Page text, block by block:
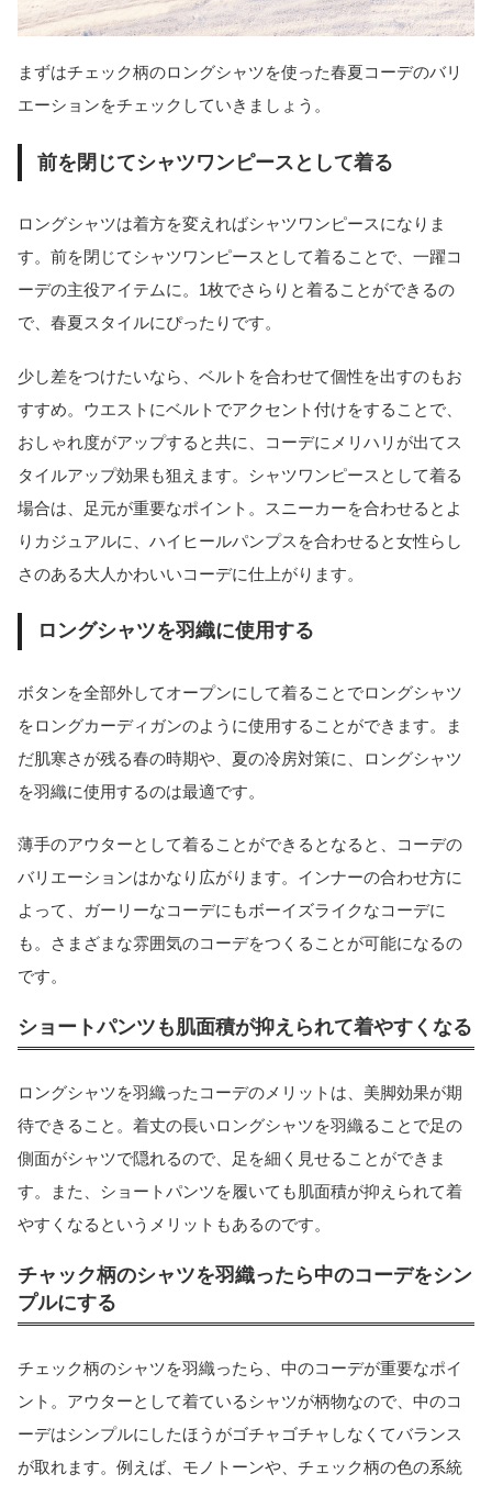
まずはチェック柄のロングシャツを使った春夏コーデのバリ
エーションをチェックしていきましょう。
前を閉じてシャツワンピースとして着る
ロングシャツは着方を変えればシャツワンピースになりま
す。前を閉じてシャツワンピースとして着ることで、一躍コ
ーデの主役アイテムに。1枚でさらりと着ることができるの
で、春夏スタイルにぴったりです。
少し差をつけたいなら、ベルトを合わせて個性を出すのもお
すすめ。ウエストにベルトでアクセント付けをすることで、
おしゃれ度がアップすると共に、コーデにメリハリが出てス
タイルアップ効果も狙えます。シャツワンピースとして着る
場合は、足元が重要なポイント。スニーカーを合わせるとよ
りカジュアルに、ハイヒールパンプスを合わせると女性らし
さのある大人かわいいコーデに仕上がります。
ロングシャツを羽織に使用する
ボタンを全部外してオープンにして着ることでロングシャツ
をロングカーディガンのように使用することができます。ま
だ肌寒さが残る春の時期や、夏の冷房対策に、ロングシャツ
を羽織に使用するのは最適です。
薄手のアウターとして着ることができるとなると、コーデの
バリエーションはかなり広がります。インナーの合わせ方に
よって、ガーリーなコーデにもボーイズライクなコーデに
も。さまざまな雰囲気のコーデをつくることが可能になるの
です。
ショートパンツも肌面積が抑えられて着やすくなる
ロングシャツを羽織ったコーデのメリットは、美脚効果が期
待できること。着丈の長いロングシャツを羽織ることで足の
側面がシャツで隠れるので、足を細く見せることができま
す。また、ショートパンツを履いても肌面積が抑えられて着
やすくなるというメリットもあるのです。
チャック柄のシャツを羽織ったら中のコーデをシン
プルにする
チェック柄のシャツを羽織ったら、中のコーデが重要なポイ
ント。アウターとして着ているシャツが柄物なので、中のコ
ーデはシンプルにしたほうがゴチャゴチャしなくてバランス
が取れます。例えば、モノトーンや、チェック柄の色の系統